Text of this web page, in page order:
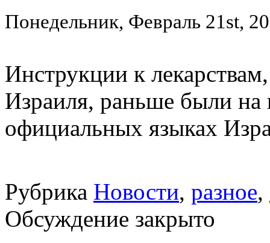
Понедельник, Февраль 21st,
Инструкции к
Израиля, раньше были на
официальных языках
Рубрика Новости, разное,
Обсуждение закрыто